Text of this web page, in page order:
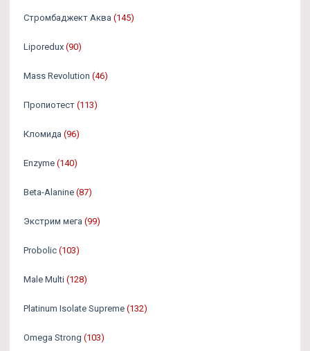
Стромбаджект Аква (145)
Liporedux (90)
Mass Revolution (46)
Пропиотест (113)
Кломида (96)
Enzyme (140)
Beta-Alanine (87)
Экстрим мега (99)
Probolic (103)
Male Multi (128)
Platinum Isolate Supreme (132)
Omega Strong (103)